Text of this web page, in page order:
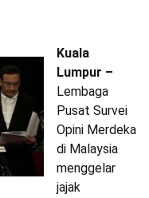
Kuala
Lumpur –
Lembaga
Pusat Survei
Opini Merdeka
di Malaysia
menggelar
jajak